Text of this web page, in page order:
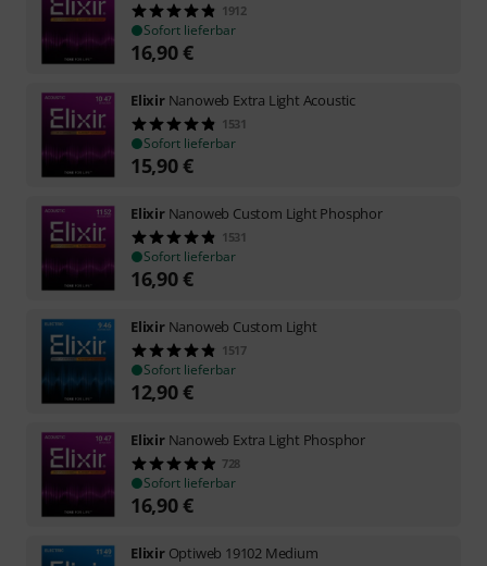
1912
Sofort lieferbar
16,90€
Elixir Nanoweb Extra Light Acoustic
1531
Sofort lieferbar
15,90€
Elixir Nanoweb Custom Light Phosphor
1531
Sofort lieferbar
16,90€
Elixir Nanoweb Custom Light
1517
Sofort lieferbar
12,90€
Elixir Nanoweb Extra Light Phosphor
728
Sofort lieferbar
16,90€
Elixir Optiweb 19102 Medium